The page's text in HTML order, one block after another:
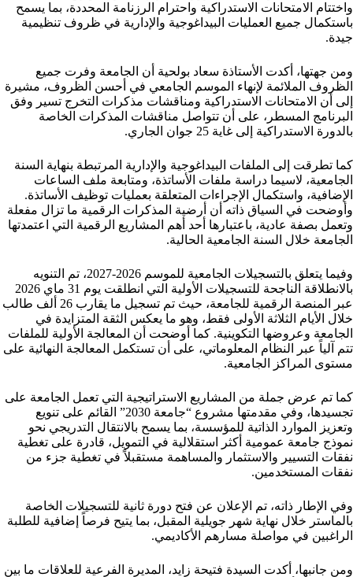
واختتام الامتحانات الاستدراكية واحترام الرزنامة المحددة، بما يسمح
باستكمال جميع العمليات البيداغوجية والإدارية في ظروف تنظيمية
جيدة.
ومن جهتها، أكدت الأستاذة سعاد بولحية أن الجامعة وفرت جميع
الظروف الملائمة لإنهاء الموسم الجامعي في أحسن الظروف، مشيرة
إلى أن الامتحانات الاستدراكية ومناقشات مذكرات التخرج تسير وفق
البرنامج المسطر، على أن تتواصل مناقشات المذكرات الخاصة
بالدورة الاستدراكية إلى غاية 25 جوان الجاري.
كما تطرقت إلى الملفات البيداغوجية والإدارية المرتبطة بنهاية السنة
الجامعية، لاسيما دراسة ملفات الأساتذة، ومتابعة ملف الساعات
الإضافية، واستكمال الإجراءات المتعلقة بعمليات توظيف الأساتذة.
وأوضحت في السياق ذاته أن أرضية المذكرات الرقمية ما تزال مفعلة
وتعمل بصفة عادية، باعتبارها أحد أهم المشاريع الرقمية التي اعتمدتها
الجامعة خلال السنة الجامعية الحالية.
وفيما يتعلق بالتسجيلات الجامعية للموسم 2026-2027، تم التنويه
بالانطلاقة الناجحة للتسجيلات الأولية التي انطلقت يوم 31 ماي 2026
عبر المنصة الرقمية للجامعة، حيث تم تسجيل ما يقارب 26 ألف طالب
خلال الأيام الثلاثة الأولى فقط، وهو ما يعكس الثقة المتزايدة في
الجامعة وعروضها التكوينية. كما أوضحت أن المعالجة الأولية للملفات
تتم آلياً عبر النظام المعلوماتي، على أن تستكمل المعالجة النهائية على
مستوى المراكز الجامعية.
كما تم عرض جملة من المشاريع الاستراتيجية التي تعمل الجامعة على
تجسيدها، وفي مقدمتها مشروع “جامعة 2030” القائم على تنويع
وتعزيز الموارد الذاتية للمؤسسة، بما يسمح بالانتقال التدريجي نحو
نموذج جامعة عمومية أكثر استقلالية في التمويل، قادرة على تغطية
نفقات التسيير والاستثمار والمساهمة مستقبلاً في تغطية جزء من
نفقات المستخدمين.
وفي الإطار ذاته، تم الإعلان عن فتح دورة ثانية للتسجيلات الخاصة
بالماستر خلال نهاية شهر جويلية المقبل، بما يتيح فرصاً إضافية للطلبة
الراغبين في مواصلة مسارهم الأكاديمي.
ومن جانبها، أكدت السيدة فتيحة زايد، المديرة الفرعية للعلاقات ما بين